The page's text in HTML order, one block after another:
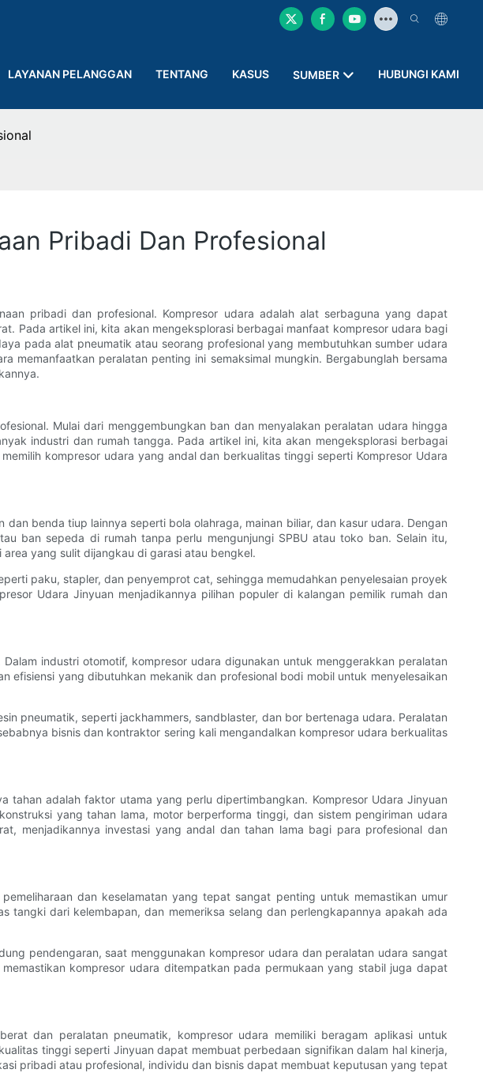
LAYANAN PELANGGAN TENTANG KASUS SUMBER HUBUNGI KAMI
Pribadi Dan Profesional
pribadi dan profesional. Kompresor udara adalah alat serbaguna yang dapat
Pada artikel ini, kita akan mengeksplorasi berbagai manfaat kompresor udara bagi
pada alat pneumatik atau seorang profesional yang membutuhkan sumber udara
memanfaatkan peralatan penting ini semaksimal mungkin. Bergabunglah bersama
Mulai dari menggembungkan ban dan menyalakan peralatan udara hingga
industri dan rumah tangga. Pada artikel ini, kita akan mengeksplorasi berbagai
kompresor udara yang andal dan berkualitas tinggi seperti Kompresor Udara
benda tiup lainnya seperti bola olahraga, mainan biliar, dan kasur udara. Dengan
ban sepeda di rumah tanpa perlu mengunjungi SPBU atau toko ban. Selain itu,
yang sulit dijangkau di garasi atau bengkel.
paku, stapler, dan penyemprot cat, sehingga memudahkan penyelesaian proyek
Udara Jinyuan menjadikannya pilihan populer di kalangan pemilik rumah dan
industri otomotif, kompresor udara digunakan untuk menggerakkan peralatan
yang dibutuhkan mekanik dan profesional bodi mobil untuk menyelesaikan
pneumatik, seperti jackhammers, sandblaster, dan bor bertenaga udara. Peralatan
bisnis dan kontraktor sering kali mengandalkan kompresor udara berkualitas
adalah faktor utama yang perlu dipertimbangkan. Kompresor Udara Jinyuan
yang tahan lama, motor berperforma tinggi, dan sistem pengiriman udara
menjadikannya investasi yang andal dan tahan lama bagi para profesional dan
dan keselamatan yang tepat sangat penting untuk memastikan umur
tangki dari kelembapan, dan memeriksa selang dan perlengkapannya apakah ada
pendengaran, saat menggunakan kompresor udara dan peralatan udara sangat
kompresor udara ditempatkan pada permukaan yang stabil juga dapat
dan peralatan pneumatik, kompresor udara memiliki beragam aplikasi untuk
tinggi seperti Jinyuan dapat membuat perbedaan signifikan dalam hal kinerja,
pribadi atau profesional, individu dan bisnis dapat membuat keputusan yang tepat